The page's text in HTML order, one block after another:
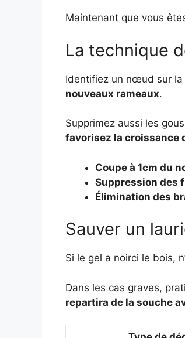
Maintenant que vous
La technique
Identifiez un nœud sur la
nouveaux rameaux.
Supprimez aussi les
favorisez la croissance
Coupe à 1cm du
Suppression des
Élimination des
Sauver un
Si le gel a noirci le bois,
Dans les cas graves,
repartira de la souche